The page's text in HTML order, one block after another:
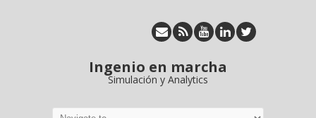
Ingenio en marcha
Simulación y Analytics